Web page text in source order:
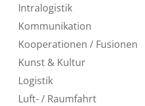
Intralogistik
Kommunikation
Kooperationen / Fusionen
Kunst & Kultur
Logistik
Luft- / Raumfahrt